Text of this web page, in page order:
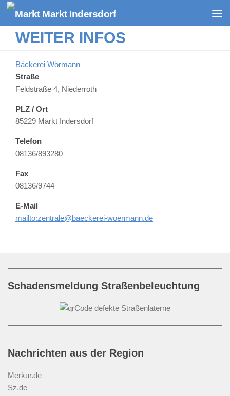
Zum Inhalt springen
WEITER INFOS
Bäckerei Wörmann
Straße
Feldstraße 4, Niederroth
PLZ / Ort
85229 Markt Indersdorf
Telefon
08136/893280
Fax
08136/9744
E-Mail
mailto:zentrale@baeckerei-woermann.de
Schadensmeldung Straßenbeleuchtung
Nachrichten aus der Region
Merkur.de
Sz.de